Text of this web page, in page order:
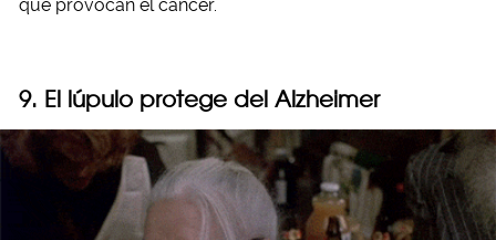
que provocan el cáncer.
9. El lúpulo protege del Alzheimer